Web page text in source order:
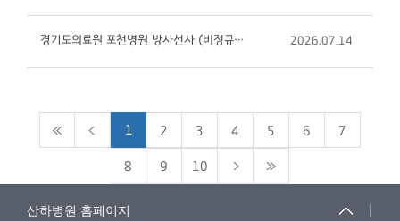
경기도의료원 포천병원 방사선사 (비정규직) 채용 공고(제2026-18호) 2026.07.14
1 2 3 4 5 6 7
8 9 10